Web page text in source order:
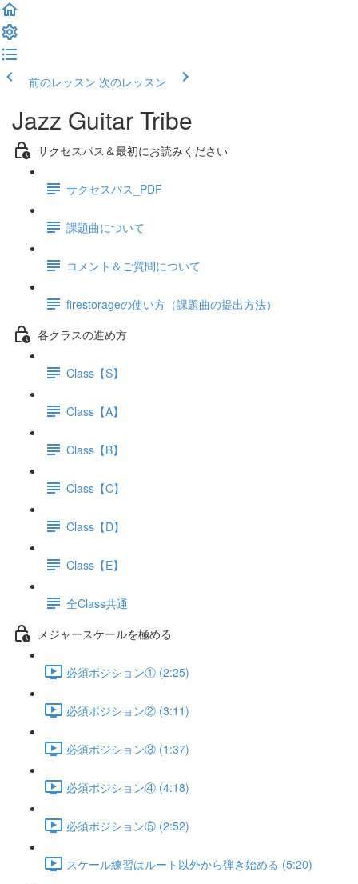
前のレッスン 次のレッスン
Jazz Guitar Tribe
サクセスパス＆最初にお読みください
サクセスパス_PDF
課題曲について
コメント＆ご質問について
firestorageの使い方（課題曲の提出方法）
各クラスの進め方
Class【S】
Class【A】
Class【B】
Class【C】
Class【D】
Class【E】
全Class共通
メジャースケールを極める
必須ポジション① (2:25)
必須ポジション② (3:11)
必須ポジション③ (1:37)
必須ポジション④ (4:18)
必須ポジション⑤ (2:52)
スケール練習はルート以外から弾き始める (5:20)